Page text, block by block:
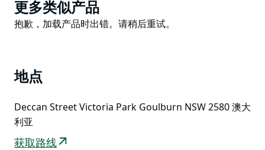
Goulburn Mulwaree 委员会希望告知滑冰是一项高风险
的体育活动。使用该设施的风险自负。穿上装备！骑手必
Product
List
更多类似产品
Product
抱歉，加载产品时出错。请稍后重试。
地点
Deccan Street Victoria Park Goulburn NSW 2580 澳大
利亚
获取路线